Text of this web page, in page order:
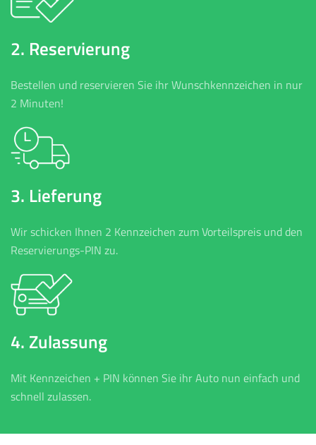
2. Reservierung
Bestellen und reservieren Sie ihr Wunschkennzeichen in nur
2 Minuten!
3. Lieferung
Wir schicken Ihnen 2 Kennzeichen zum Vorteilspreis und den
Reservierungs-PIN zu.
4. Zulassung
Mit Kennzeichen + PIN können Sie ihr Auto nun einfach und
schnell zulassen.